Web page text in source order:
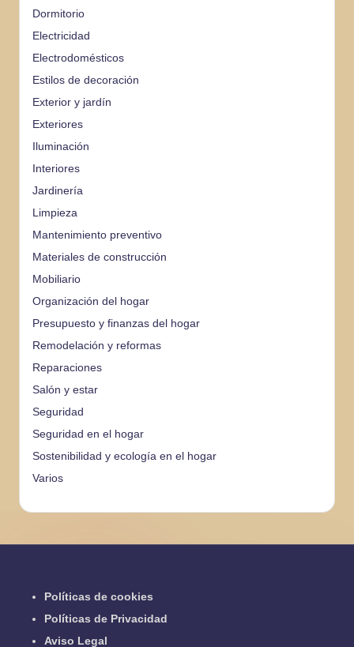
Dormitorio
Electricidad
Electrodomésticos
Estilos de decoración
Exterior y jardín
Exteriores
Iluminación
Interiores
Jardinería
Limpieza
Mantenimiento preventivo
Materiales de construcción
Mobiliario
Organización del hogar
Presupuesto y finanzas del hogar
Remodelación y reformas
Reparaciones
Salón y estar
Seguridad
Seguridad en el hogar
Sostenibilidad y ecología en el hogar
Varios
Políticas de cookies
Políticas de Privacidad
Aviso Legal